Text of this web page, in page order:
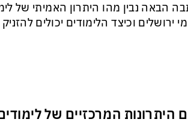
הבאה נבין מהו היתרון האמיתי של
ירושלים וכיצד הלימודים יכולים
היתרונות המרכזיים של